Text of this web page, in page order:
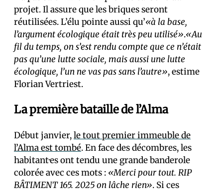
projet. Il assure que les briques seront
réutilisées. L’élu pointe aussi qu’«à la base,
l’argument écologique était très peu utilisé».«Au
fil du temps, on s’est rendu compte que ce n’était
pas qu’une lutte sociale, mais aussi une lutte
écologique, l’un ne vas pas sans l’autre», estime
Florian Vertriest.
La première bataille de l’Alma
Début janvier,le tout premier immeuble de
l’Alma est tombé. En face des décombres, les
habitant·es ont tendu une grande banderole
colorée avec ces mots : «Merci pour tout. RIP
BÂTIMENT 165. 2025 on lâche rien». Si ces